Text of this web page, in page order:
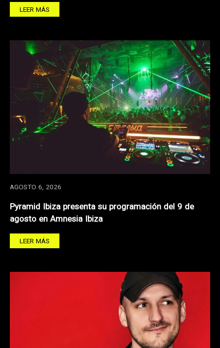
LEER MÁS
AGOSTO 6, 2026
Pyramid Ibiza presenta su programación del 9 de
agosto en Amnesia Ibiza
LEER MÁS